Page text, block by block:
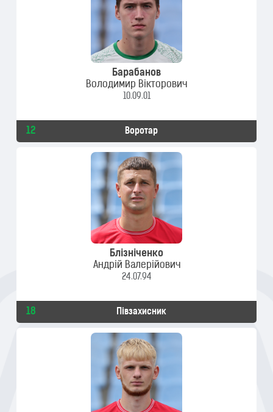
Барабанов
Володимир Вікторович
10.09.01
12 Воротар
Блізніченко
Андрій Валерійович
24.07.94
18 Півзахисник